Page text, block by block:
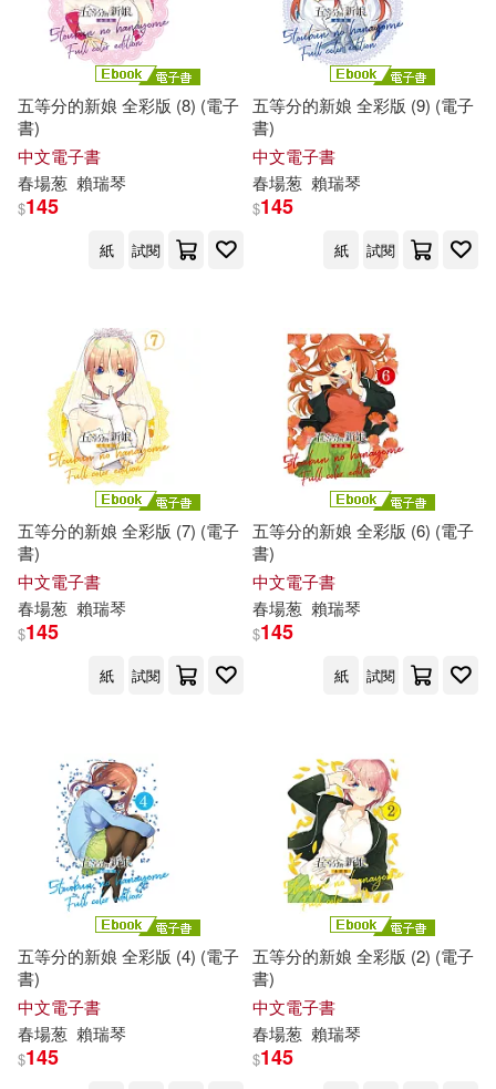
五等分的新娘 全彩版 (8) (電子
書)
中文電子書
春場葱 賴瑞琴
$145
紙 試閱
五等分的新娘 全彩版 (9) (電子
書)
中文電子書
春場葱 賴瑞琴
$145
紙 試閱
五等分的新娘 全彩版 (7) (電子
書)
中文電子書
春場葱 賴瑞琴
$145
紙 試閱
五等分的新娘 全彩版 (6) (電子
書)
中文電子書
春場葱 賴瑞琴
$145
紙 試閱
五等分的新娘 全彩版 (4) (電子
書)
中文電子書
春場葱 賴瑞琴
$145
五等分的新娘 全彩版 (2) (電子
書)
中文電子書
春場葱 賴瑞琴
$145